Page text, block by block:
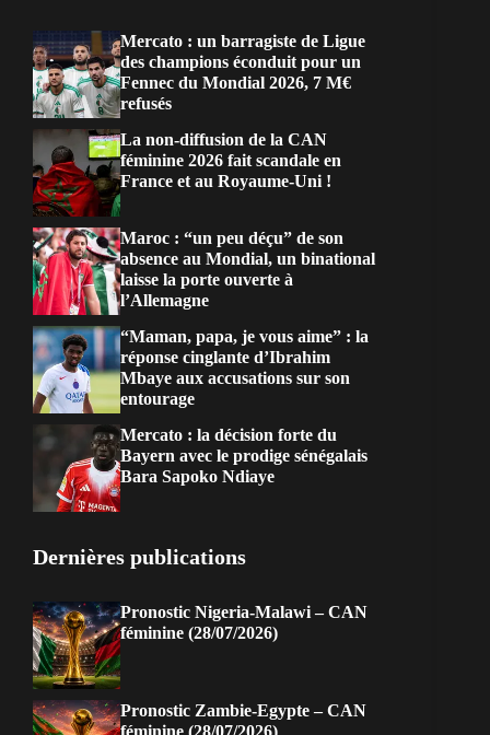
Mercato : un barragiste de Ligue
des champions éconduit pour un
Fennec du Mondial 2026, 7 M€
refusés
La non-diffusion de la CAN
féminine 2026 fait scandale en
France et au Royaume-Uni !
Maroc : “un peu déçu” de son
absence au Mondial, un binational
laisse la porte ouverte à
l’Allemagne
“Maman, papa, je vous aime” : la
réponse cinglante d’Ibrahim
Mbaye aux accusations sur son
entourage
Mercato : la décision forte du
Bayern avec le prodige sénégalais
Bara Sapoko Ndiaye
Dernières publications
Pronostic Nigeria-Malawi – CAN
féminine (28/07/2026)
Pronostic Zambie-Egypte – CAN